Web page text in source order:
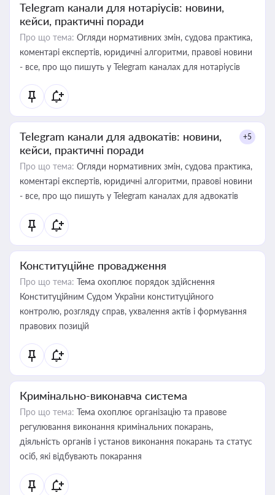
Telegram канали для нотаріусів: новини,
кейси, практичні поради
Про що тема: Огляди нормативних змін, судова практика,
коментарі експертів, юридичні алгоритми, правові новини
- все, про що пишуть у Telegram каналах для нотаріусів
Telegram канали для адвокатів: новини,
кейси, практичні поради
+5
Про що тема: Огляди нормативних змін, судова практика,
коментарі експертів, юридичні алгоритми, правові новини
- все, про що пишуть у Telegram каналах для адвокатів
Конституційне провадження
Про що тема: Тема охоплює порядок здійснення
Конституційним Судом України конституційного
контролю, розгляду справ, ухвалення актів і формування
правових позицій
Кримінально-виконавча система
Про що тема: Тема охоплює організацію та правове
регулювання виконання кримінальних покарань,
діяльність органів і установ виконання покарань та статус
осіб, які відбувають покарання